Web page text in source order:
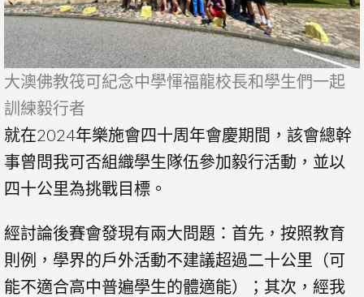
大澳佛教筏可紀念中學惲福龍校長和學生們一起
訓練毅行者
就在2024年樂施會四十周年會慶期間，該會總幹
事曾問我可否組織學生隊伍參加毅行活動，並以
四十公里為挑戰目標。
經討論後賽會發現有兩大問題：首先，按照教育
則例，學界的戶外活動不建議超過二十公里（可
能不適合高中普遍學生的體適能）；其次，經我